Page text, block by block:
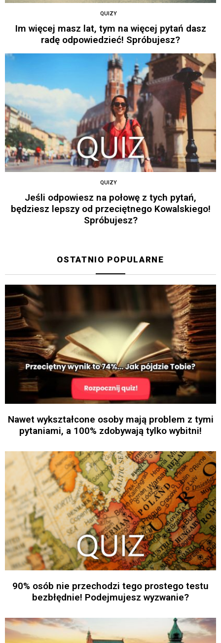
QUIZY
Im więcej masz lat, tym na więcej pytań dasz
radę odpowiedzieć! Spróbujesz?
QUIZY
Jeśli odpowiesz na połowę z tych pytań,
będziesz lepszy od przeciętnego Kowalskiego!
Spróbujesz?
OSTATNIO POPULARNE
Nawet wykształcone osoby mają problem z tymi
pytaniami, a 100% zdobywają tylko wybitni!
90% osób nie przechodzi tego prostego testu
bezbłędnie! Podejmujesz wyzwanie?